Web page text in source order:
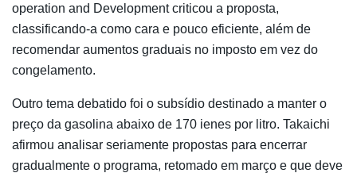
operation and Developmentcriticou a proposta,
classificando-a como cara e pouco eficiente, além de
recomendar aumentos graduais no imposto em vez do
congelamento.
Outro tema debatido foi o subsídio destinado a manter o
preço da gasolina abaixo de 170 ienes por litro. Takaichi
afirmou analisar seriamente propostas para encerrar
gradualmente o programa, retomado em março e que deve